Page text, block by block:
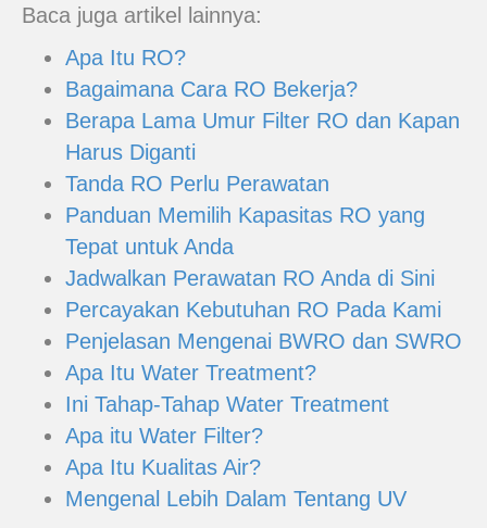
Baca juga artikel lainnya:
Apa Itu RO?
Bagaimana Cara RO Bekerja?
Berapa Lama Umur Filter RO dan Kapan
Harus Diganti
Tanda RO Perlu Perawatan
Panduan Memilih Kapasitas RO yang
Tepat untuk Anda
Jadwalkan Perawatan RO Anda di Sini
Percayakan Kebutuhan RO Pada Kami
Penjelasan Mengenai BWRO dan SWRO
Apa Itu Water Treatment?
Ini Tahap-Tahap Water Treatment
Apa itu Water Filter?
Apa Itu Kualitas Air?
Mengenal Lebih Dalam Tentang UV